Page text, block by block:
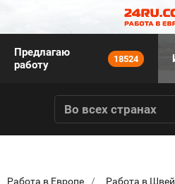
Предлагаю
работу
18524
Во всех странах
Работа в Европе
Работа в